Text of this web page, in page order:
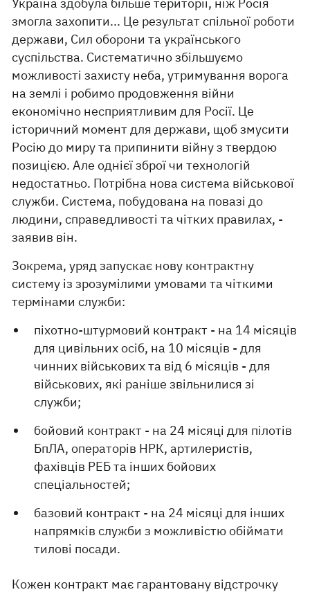
змогла захопити... Це результат спільної роботи
держави, Сил оборони та українського
суспільства. Систематично збільшуємо
можливості захисту неба, утримування ворога
на землі і робимо продовження війни
економічно несприятливим для Росії. Це
історичний момент для держави, щоб змусити
Росію до миру та припинити війну з твердою
позицією. Але однієї зброї чи технологій
недостатньо. Потрібна нова система військової
служби. Система, побудована на повазі до
людини, справедливості та чітких правилах, -
заявив він.
Зокрема, уряд запускає нову контрактну
систему із зрозумілими умовами та чіткими
термінами служби:
піхотно-штурмовий контракт - на 14 місяців
для цивільних осіб, на 10 місяців - для
чинних військових та від 6 місяців - для
військових, які раніше звільнилися зі
служби;
бойовий контракт - на 24 місяці для пілотів
БпЛА, операторів НРК, артилеристів,
фахівців РЕБ та інших бойових
спеціальностей;
базовий контракт - на 24 місяці для інших
напрямків служби з можливістю обіймати
тилові посади.
Кожен контракт має гарантовану відстрочку